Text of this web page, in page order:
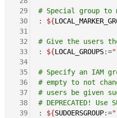
29
30
31
32
33
34
35
36
37
38
39
# Special group to
: ${
# Give the users
: ${LOCAL_GROUPS:=
# Specify an IAM
# empty to not
# users be given
# DEPRECATED! Use
: ${SUDOERSGROUP:=